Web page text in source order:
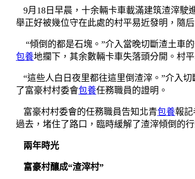
9月18日早晨，十余輛卡車載滿建筑渣滓駛
舉正好被幾位守在此處的村平易近發明，隨
“傾倒的都是石塊。”介入當晚切斷渣土車
包養地攔下，其余數輛卡車失落頭分開。村
“這些人白日夜里都往這里倒渣滓。”介入
了富豪村村委會包養任務職員的證明。
富豪村村委會的任務職員告知北青包養報記
過去，堵住了路口，臨時緩解了渣滓傾倒的行
兩年時光
富豪村釀成“渣滓村”